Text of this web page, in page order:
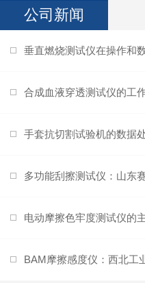
公司新闻
垂直燃烧测试仪在操作和
合成血液穿透测试仪的工
手套抗切割试验机的数据
电动摩擦色牢度测试仪的
BAM摩擦感度仪：西北工